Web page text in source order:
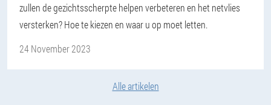
zullen de gezichtsscherpte helpen verbeteren en het netvlies
versterken? Hoe te kiezen en waar u op moet letten.
24 November 2023
Alle artikelen